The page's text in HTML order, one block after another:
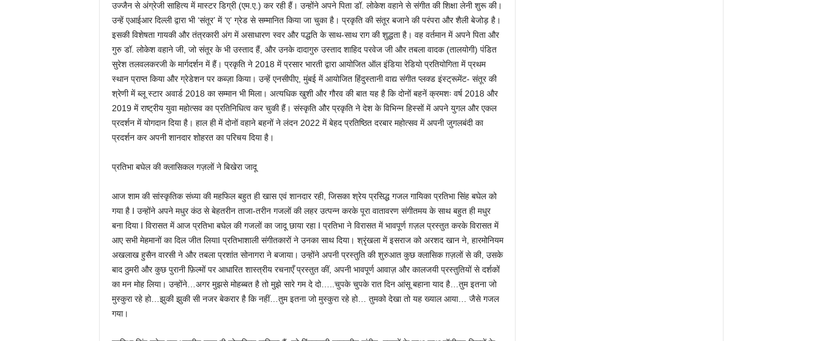
उज्जैन से अंग्रेजी साहित्य में मास्टर डिग्री (एम.ए.) कर रही हैं। उन्होंने अपने पिता डॉ. लोकेश वहाने से संगीत की शिक्षा लेनी शुरू की।
उन्हें एआईआर दिल्ली द्वारा भी ‘संतूर’ में ‘ए’ ग्रेड से सम्मानित किया जा चुका है। प्रकृति की संतूर बजाने की परंपरा और शैली बेजोड़ है।
इसकी विशेषता गायकी और तंत्रकारी अंग में असाधारण स्वर और पद्धति के साथ-साथ राग की शुद्धता है। वह वर्तमान में अपने पिता और
गुरु डॉ. लोकेश वहाने जी, जो संतूर के भी उस्ताद हैं, और उनके दादागुरु उस्ताद शाहिद परवेज जी और तबला वादक (तालयोगी) पंडित
सुरेश तलवलकरजी के मार्गदर्शन में हैं। प्रकृति ने 2018 में प्रसार भारती द्वारा आयोजित ऑल इंडिया रेडियो प्रतियोगिता में प्रथम
स्थान प्राप्त किया और ग्रेडेशन पर कब्ज़ा किया। उन्हें एनसीपीए, मुंबई में आयोजित हिंदुस्तानी वाद्य संगीत प्लक्ड इंस्ट्रूमेंट- संतूर की
श्रेणी में ब्लू स्टार अवार्ड 2018 का सम्मान भी मिला। अत्यधिक खुशी और गौरव की बात यह है कि दोनों बहनें क्रमशः वर्ष 2018 और
2019 में राष्ट्रीय युवा महोत्सव का प्रतिनिधित्व कर चुकी हैं। संस्कृति और प्रकृति ने देश के विभिन्न हिस्सों में अपने युगल और एकल
प्रदर्शन में योगदान दिया है। हाल ही में दोनों वहाने बहनों ने लंदन 2022 में बेहद प्रतिष्ठित दरबार महोत्सव में अपनी जुगलबंदी का
प्रदर्शन कर अपनी शानदार शोहरत का परिचय दिया है।
प्रतिभा बघेल की क्लासिकल गज़लों ने बिखेरा जादू
आज शाम की सांस्कृतिक संध्या की महफिल बहुत ही खास एवं शानदार रही, जिसका श्रेय प्रसिद्ध गजल गायिका प्रतिभा सिंह बघेल को
गया है I उन्होंने अपने मधुर कंठ से बेहतरीन ताजा-तरीन गजलों की लहर उत्पन्न करके पूरा वातावरण संगीतमय के साथ बहुत ही मधुर
बना दिया I विरासत में आज प्रतिभा बघेल की गजलों का जादू छाया रहा I प्रतिभा ने विरासत में भावपूर्ण ग़ज़ल प्रस्तुत करके विरासत में
आए सभी मेहमानों का दिल जीत लियाI प्रतिभाशाली संगीतकारों ने उनका साथ दिया। श्रृंखला में इसराज को अरशद खान ने, हारमोनियम
अखलाख हुसैन वारसी ने और तबला प्रशांत सोनागरा ने बजाया। उन्होंने अपनी प्रस्तुति की शुरुआत कुछ क्लासिक ग़ज़लों से की, उसके
बाद ठुमरी और कुछ पुरानी फ़िल्मों पर आधारित शास्त्रीय रचनाएँ प्रस्तुत कीं, अपनी भावपूर्ण आवाज़ और कालजयी प्रस्तुतियों से दर्शकों
का मन मोह लिया। उन्होंने…अगर मुझसे मोहब्बत है तो मुझे सारे गम दे दो…..चुपके चुपके रात दिन आंसू बहाना याद है…तुम इतना जो
मुस्कुरा रहे हो…झुकी झुकी सी नजर बेकरार है कि नहीं…तुम इतना जो मुस्कुरा रहे हो… तुमको देखा तो यह ख्याल आया… जैसे गजल
गया।